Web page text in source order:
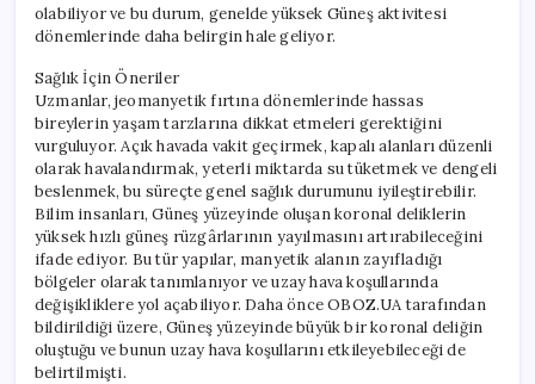
olabiliyor ve bu durum, genelde yüksek Güneş aktivitesi
dönemlerinde daha belirgin hale geliyor.
Sağlık İçin Öneriler
Uzmanlar, jeomanyetik fırtına dönemlerinde hassas
bireylerin yaşam tarzlarına dikkat etmeleri gerektiğini
vurguluyor. Açık havada vakit geçirmek, kapalı alanları düzenli
olarak havalandırmak, yeterli miktarda su tüketmek ve dengeli
beslenmek, bu süreçte genel sağlık durumunu iyileştirebilir.
Bilim insanları, Güneş yüzeyinde oluşan koronal deliklerin
yüksek hızlı güneş rüzgârlarının yayılmasını artırabileceğini
ifade ediyor. Bu tür yapılar, manyetik alanın zayıfladığı
bölgeler olarak tanımlanıyor ve uzay hava koşullarında
değişikliklere yol açabiliyor. Daha önce OBOZ.UA tarafından
bildirildiği üzere, Güneş yüzeyinde büyük bir koronal deliğin
oluştuğu ve bunun uzay hava koşullarını etkileyebileceği de
belirtilmişti.